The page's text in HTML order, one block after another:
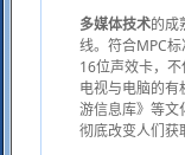
多媒体技术的成
线。符合MPC
16位声效卡，不
电视与电脑的
游信息库》等文
彻底改变人们获